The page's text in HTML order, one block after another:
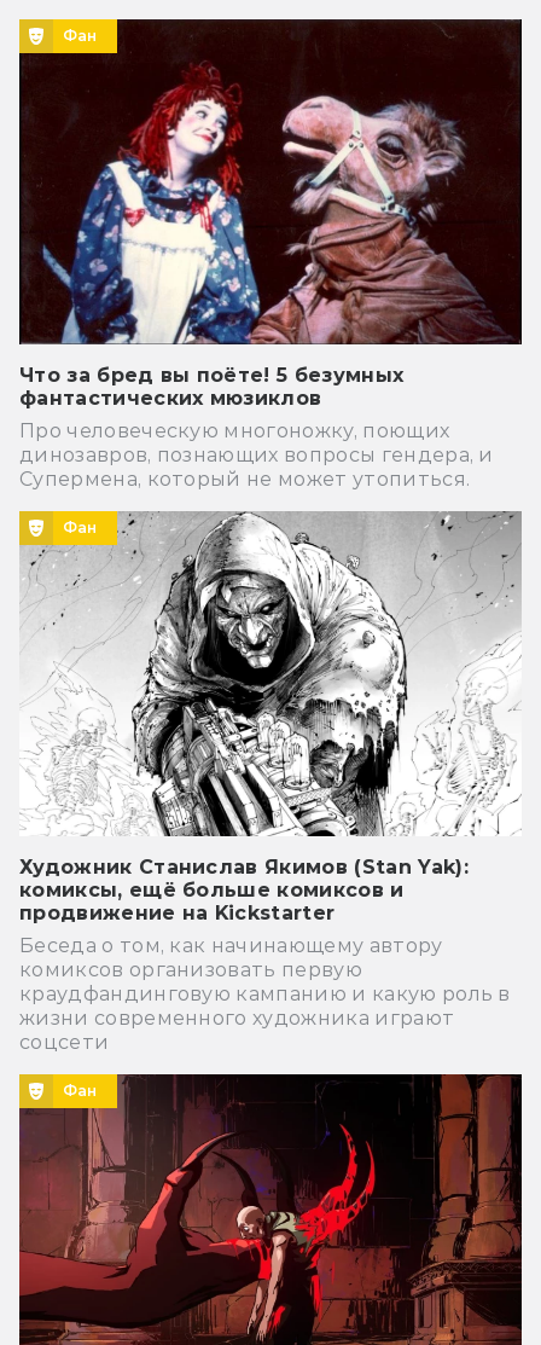
Фан
Что за бред вы поёте! 5 безумных
фантастических мюзиклов
Про человеческую многоножку, поющих
динозавров, познающих вопросы гендера, и
Супермена, который не может утопиться.
Фан
Художник Станислав Якимов (Stan Yak):
комиксы, ещё больше комиксов и
продвижение на Kickstarter
Беседа о том, как начинающему автору
комиксов организовать первую
краудфандинговую кампанию и какую роль в
жизни современного художника играют
соцсети
Фан